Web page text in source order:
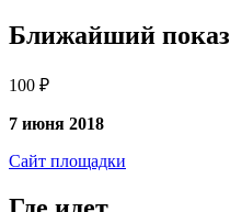
Ближайший показ
100 ₽
7 июня 2018
Сайт площадки